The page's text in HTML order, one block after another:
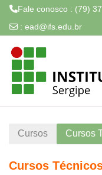
Fale conosco : (79)
: ead@ifs.edu.br
Cursos Cursos
Cursos